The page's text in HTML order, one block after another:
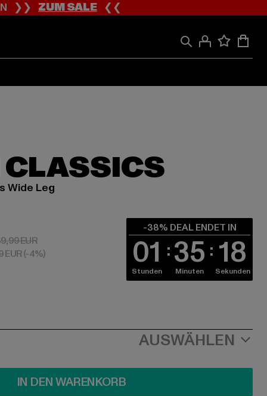
❯❯ZUM SALE❮❮
Wide Leg
24,79 EUR
EURAktionspreis: 39,99 EUR
EUR(-4%)
-38% DEAL ENDET IN
01
Stunden 35
Minuten 17
Sekunden
AUSWÄHLEN
IN DEN WARENKORB